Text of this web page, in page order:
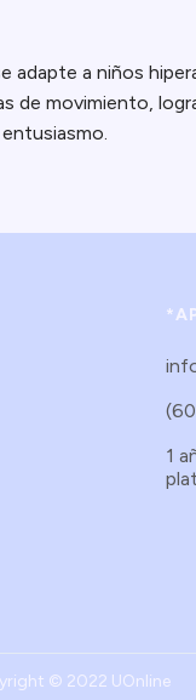
adapte a niños
de movimiento,
1
© 2022 UOnline